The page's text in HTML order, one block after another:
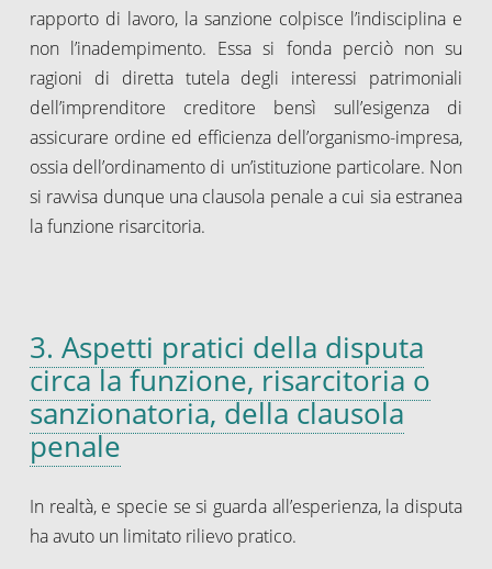
rapporto di lavoro, la sanzione colpisce l’indisciplina e
non l’inadempimento. Essa si fonda perciò non su
ragioni di diretta tutela degli interessi patrimoniali
dell’imprenditore creditore bensì sull’esigenza di
assicurare ordine ed efficienza dell’organismo-impresa,
ossia dell’ordinamento di un’istituzione particolare. Non
si ravvisa dunque una clausola penale a cui sia estranea
la funzione risarcitoria.
3. Aspetti pratici della disputa
circa la funzione, risarcitoria o
sanzionatoria, della clausola
penale
In realtà, e specie se si guarda all’esperienza, la disputa
ha avuto un limitato rilievo pratico.